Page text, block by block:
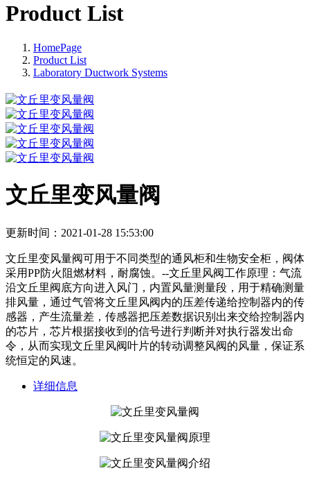
Product List
HomePage
Product List
Laboratory Ductwork Systems
文丘里变风量阀
更新时间：2021-01-28 15:53:00
文丘里变风量阀可用于不同类型的通风柜和生物安全柜，阀体
采用PP防火阻燃材料，耐腐蚀。--文丘里风阀工作原理：气流
沿文丘里阀底方向进入风门，内置风量测量段，用于精确测量
排风量，通过气管将文丘里风阀内的压差传递给控制器内的传
感器，产生流量差，传感器把压差数据识别出来交给控制器内
的芯片，芯片根据接收到的信号进行判断并对执行器发出命
令，从而实现文丘里风阀叶片的转动调整风阀的风量，保证系
统恒定的风速。
详细信息